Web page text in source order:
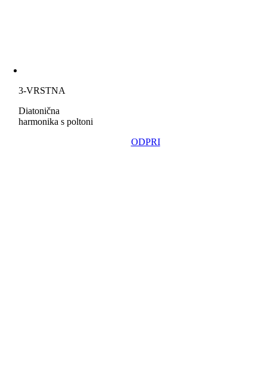
3-VRSTNA
Diatonična
harmonika s poltoni
ODPRI